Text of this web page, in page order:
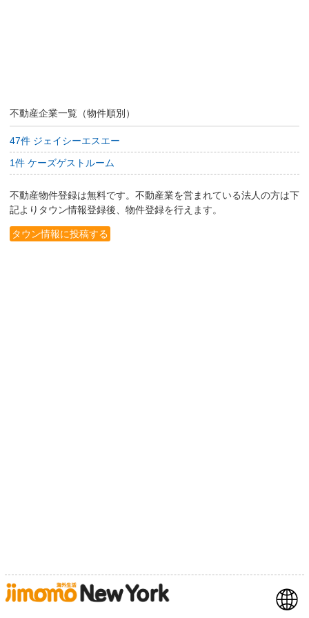
不動産企業一覧（物件順別）
47件 ジェイシーエスエー
1件 ケーズゲストルーム
不動産物件登録は無料です。不動産業を営まれている法人の方は下
記よりタウン情報登録後、物件登録を行えます。
タウン情報に投稿する